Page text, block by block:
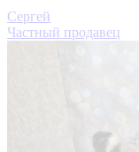
Сергей
Частный продавец